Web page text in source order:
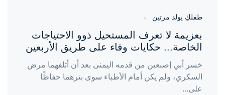
طفلكِ يولد مرتين
بعزيمة لا تعرف المستحيل ذوو الاحتياجات
الخاصة... حكايات وفاء على طريق الأربعين
خسر أبي إصبعين من قدمه اليمنى بعد أن أتلفهما مرض
السكري، ولم يكن أمام الأطباء سوى بترهما حفاظًا
على...